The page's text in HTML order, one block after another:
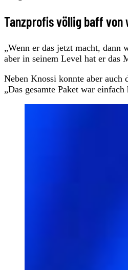
Tanzprofis völlig baff von
„Wenn er das jetzt macht,
aber in seinem Level hat er das
Neben Knossi konnte aber auch
„Das gesamte Paket war